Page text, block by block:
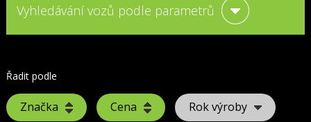
Vyhledávání vozů podle parametrů
Řadit podle
Značka Cena Rok výroby